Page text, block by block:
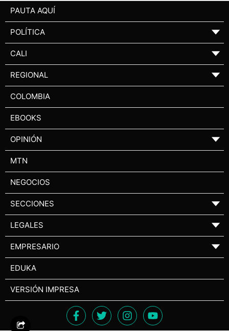
PAUTA AQUÍ
POLÍTICA ▼
CALI ▼
REGIONAL ▼
COLOMBIA
EBOOKS
OPINIÓN ▼
MTN
NEGOCIOS
SECCIONES ▼
LEGALES ▼
EMPRESARIO ▼
EDUKA
VERSIÓN IMPRESA